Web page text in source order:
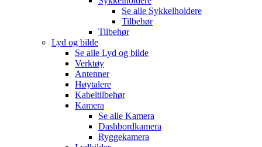
Se alle Sykkelholdere
Tilbehør
Tilbehør
Lyd og bilde
Se alle Lyd og bilde
Verktøy
Antenner
Høytalere
Kabeltilbehør
Kamera
Se alle Kamera
Dashbordkamera
Ryggekamera